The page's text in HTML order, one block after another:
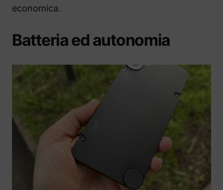
economica.
Batteria ed autonomia